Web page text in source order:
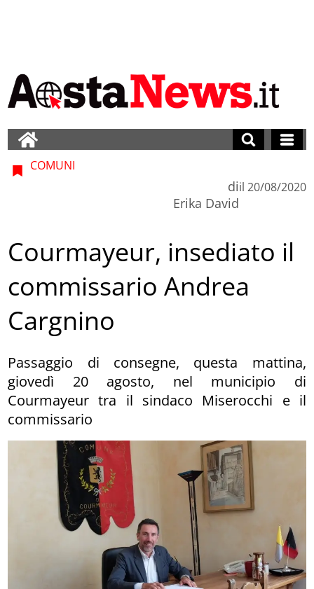
COMUNI
di
Erika David
il 20/08/2020
Courmayeur, insediato il
commissario Andrea
Cargnino
Passaggio di consegne, questa mattina,
giovedì 20 agosto, nel municipio di
Courmayeur tra il sindaco Miserocchi e il
commissario